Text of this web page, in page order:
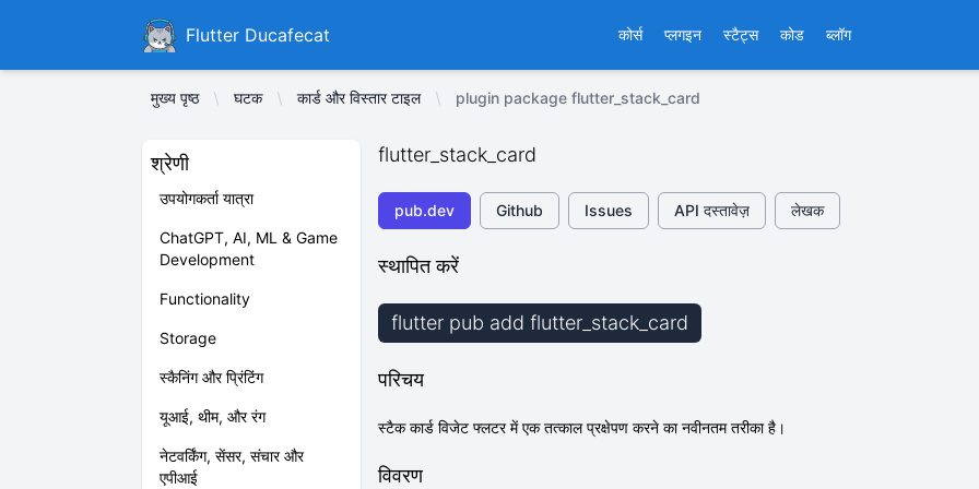
DucafecatFlutter Ducafecat कोर्स प्लगइन स्टैट्स कोड ब्लॉग
मुख्य पृष्ठ घटक कार्ड और विस्तार टाइल plugin package flutter_stack_card
श्रेणी
उपयोगकर्ता यात्रा
ChatGPT, AI, ML & Game
Development
Functionality
Storage
स्कैनिंग और प्रिंटिंग
यूआई, थीम, और रंग
नेटवर्किंग, सेंसर, संचार और
एपीआई
flutter_stack_card
pub.dev Github Issues API दस्तावेज़ लेखक
स्थापित करें
flutter pub add flutter_stack_card
परिचय
स्टैक कार्ड विजेट फ्लटर में एक तत्काल प्रक्षेपण करने का नवीनतम तरीका है।
विवरण